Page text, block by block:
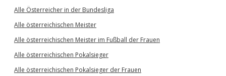
Alle Österreicher in der Bundesliga
Alle österreichischen Meister
Alle österreichischen Meister im Fußball der Frauen
Alle österreichischen Pokalsieger
Alle österreichischen Pokalsieger der Frauen